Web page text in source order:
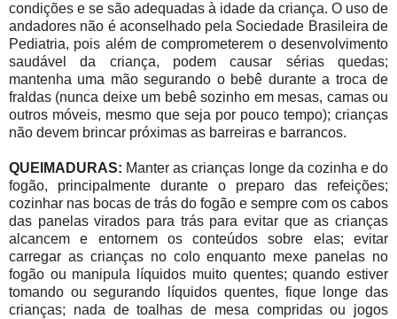
condições e se são adequadas à idade da criança. O uso de
andadores não é aconselhado pela Sociedade Brasileira de
Pediatria, pois além de comprometerem o desenvolvimento
saudável da criança, podem causar sérias quedas;
mantenha uma mão segurando o bebê durante a troca de
fraldas (nunca deixe um bebê sozinho em mesas, camas ou
outros móveis, mesmo que seja por pouco tempo); crianças
não devem brincar próximas as barreiras e barrancos.
QUEIMADURAS: Manter as crianças longe da cozinha e do
fogão, principalmente durante o preparo das refeições;
cozinhar nas bocas de trás do fogão e sempre com os cabos
das panelas virados para trás para evitar que as crianças
alcancem e entornem os conteúdos sobre elas; evitar
carregar as crianças no colo enquanto mexe panelas no
fogão ou manipula líquidos muito quentes; quando estiver
tomando ou segurando líquidos quentes, fique longe das
crianças; nada de toalhas de mesa compridas ou jogos